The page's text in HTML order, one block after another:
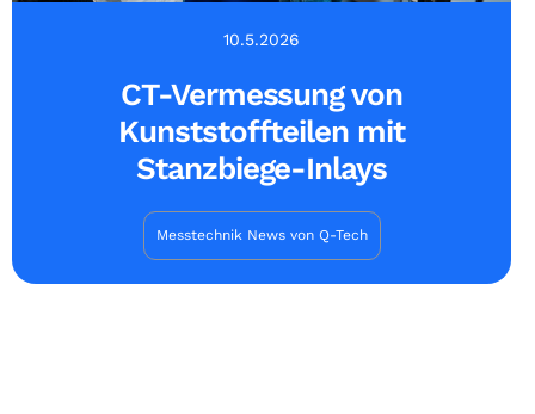
10.5.2026
CT-Vermessung von
Kunststoffteilen mit
Stanzbiege-Inlays
Messtechnik News von Q-Tech